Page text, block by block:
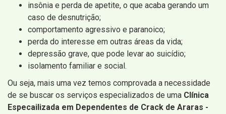
insônia e perda de apetite, o que acaba gerando um
caso de desnutrição;
comportamento agressivo e paranoico;
perda do interesse em outras áreas da vida;
depressão grave, que pode levar ao suicídio;
isolamento familiar e social.
Ou seja, mais uma vez temos comprovada a necessidade
de se buscar os serviços especializados de uma Clínica
Especailizada em Dependentes de Crack de Araras -